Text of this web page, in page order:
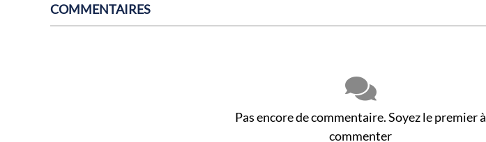
COMMENTAIRES
Pas encore de commentaire. Soyez le premier à
commenter